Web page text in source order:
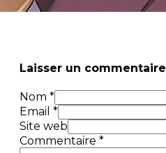
Laisser un commentaire
Nom *
Email *
Site web
Commentaire *